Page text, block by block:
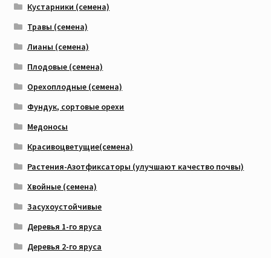
Кустарники (семена)
Травы (семена)
Лианы (семена)
Плодовые (семена)
Орехоплодные (семена)
Фундук, сортовые орехи
Медоносы
Красивоцветущие(семена)
Растения-Азотфиксаторы (улучшают качество почвы)
Хвойные (семена)
Засухоустойчивые
Деревья 1-го яруса
Деревья 2-го яруса